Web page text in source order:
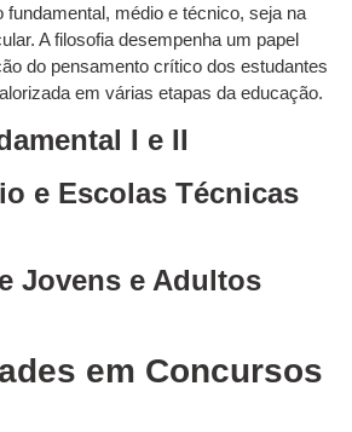
fundamental, médio e técnico, seja na
A filosofia desempenha um papel
do pensamento crítico dos estudantes
em várias etapas da educação.
I e II
e Escolas Técnicas
Jovens e Adultos
em Concursos